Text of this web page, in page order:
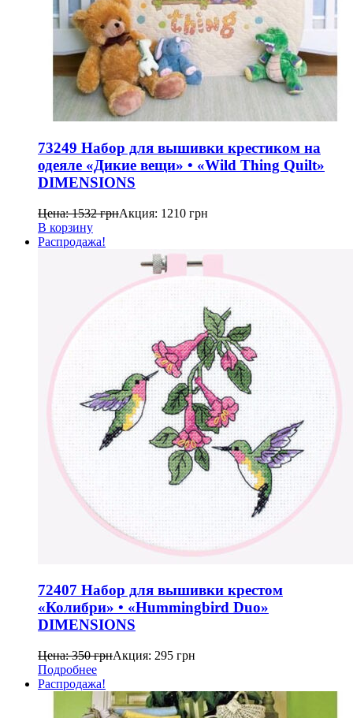
73249 Набор для вышивки крестиком на
одеяле «Дикие вещи» • «Wild Thing Quilt»
DIMENSIONS
Цена:1532грнАкция: 1210 грн
В корзину
Распродажа!
72407 Набор для вышивки крестом
«Колибри» • «Hummingbird Duo»
DIMENSIONS
Цена:350грнАкция: 295 грн
Подробнее
Распродажа!